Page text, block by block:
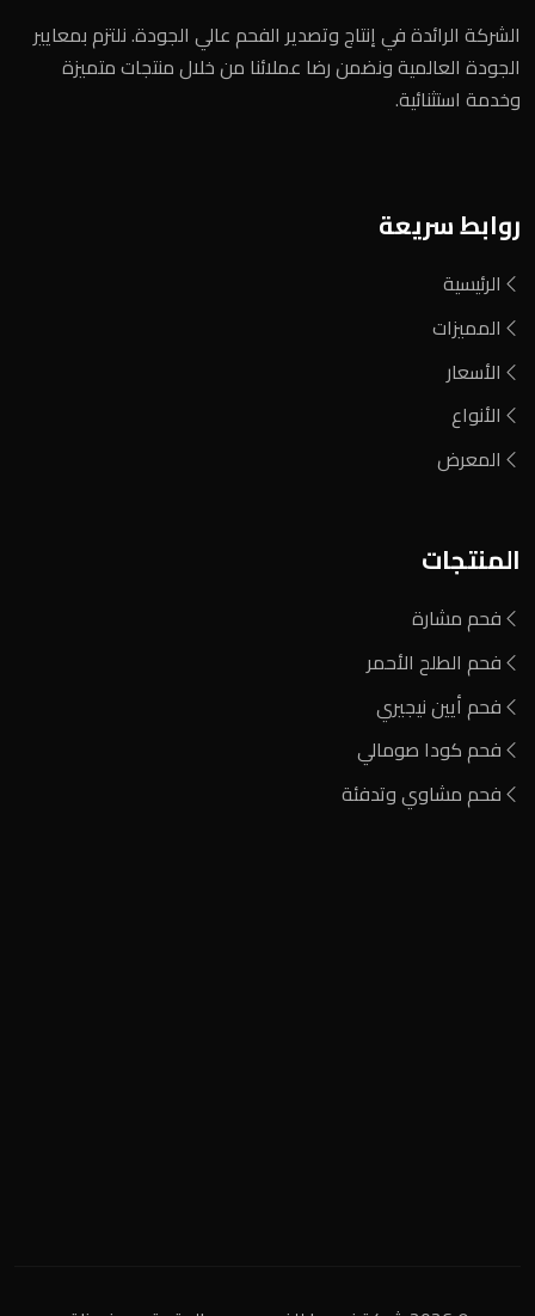
الشركة الرائدة في إنتاج وتصدير الفحم عالي الجودة. نلتزم بمعايير
الجودة العالمية ونضمن رضا عملائنا من خلال منتجات متميزة
وخدمة استثنائية.
روابط سريعة
الرئيسية
المميزات
الأسعار
الأنواع
المعرض
المنتجات
فحم مشارة
فحم الطلح الأحمر
فحم أيين نيجيري
فحم كودا صومالي
فحم مشاوي وتدفئة